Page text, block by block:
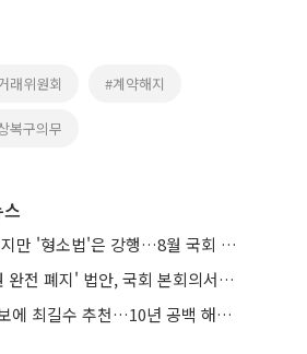
래위원회 #계약해지
복구의무
'선관위 특검' 합의했지만 '형소법'은 강행…8월 국회 '입법 2차전' 예고
지' 법안, 국회 본회의서 민주당 주도 통과
민주, 특별감찰관 후보에 최길수 추천…10년 공백 해소 속도